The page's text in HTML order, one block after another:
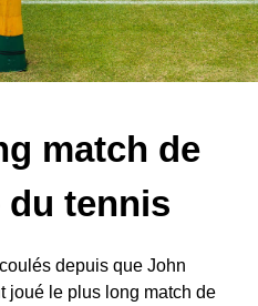
match de
du tennis
depuis que John
joué le plus long match de